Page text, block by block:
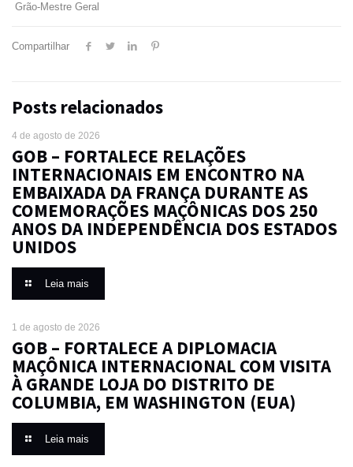
Grão-Mestre Geral
Compartilhar
Posts relacionados
4 de agosto de 2026
GOB – FORTALECE RELAÇÕES
INTERNACIONAIS EM ENCONTRO NA
EMBAIXADA DA FRANÇA DURANTE AS
COMEMORAÇÕES MAÇÔNICAS DOS 250
ANOS DA INDEPENDÊNCIA DOS ESTADOS
UNIDOS
Leia mais
1 de agosto de 2026
GOB – FORTALECE A DIPLOMACIA
MAÇÔNICA INTERNACIONAL COM VISITA
À GRANDE LOJA DO DISTRITO DE
COLUMBIA, EM WASHINGTON (EUA)
Leia mais